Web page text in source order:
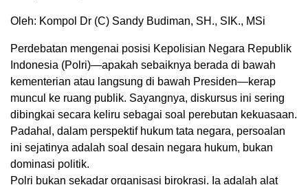
Oleh: Kompol Dr (C) Sandy Budiman, SH., SIK., MSi
Perdebatan mengenai posisi Kepolisian Negara Republik
Indonesia (Polri)—apakah sebaiknya berada di bawah
kementerian atau langsung di bawah Presiden—kerap
muncul ke ruang publik. Sayangnya, diskursus ini sering
dibingkai secara keliru sebagai soal perebutan kekuasaan.
Padahal, dalam perspektif hukum tata negara, persoalan
ini sejatinya adalah soal desain negara hukum, bukan
dominasi politik.
Polri bukan sekadar organisasi birokrasi. Ia adalah alat